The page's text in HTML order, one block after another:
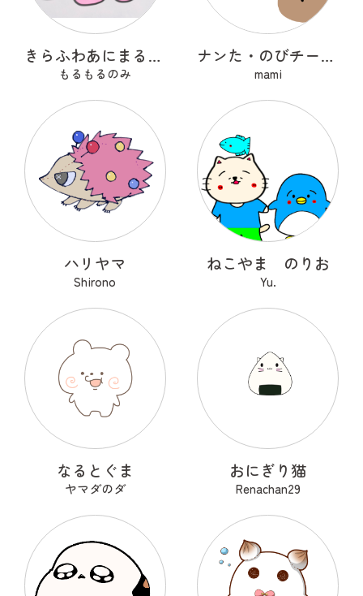
きらふわあにまるふれんず
もるもるのみ
ナンた・のびチー・ショコナン
mami
ハリヤマ
Shirono
ねこやま のりお
Yu.
なるとぐま
ヤマダのダ
おにぎり猫
Renachan29